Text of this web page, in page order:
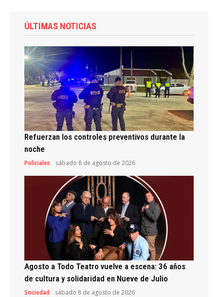
ÚLTIMAS NOTICIAS
Refuerzan los controles preventivos durante la
noche
Policiales sábado 8 de agosto de 2026
Agosto a Todo Teatro vuelve a escena: 36 años
de cultura y solidaridad en Nueve de Julio
Sociedad sábado 8 de agosto de 2026